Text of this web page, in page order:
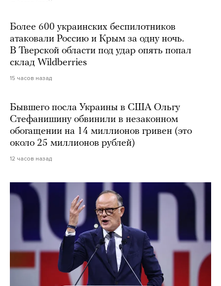
Более 600 украинских беспилотников
атаковали Россию и Крым за одну ночь.
В Тверской области под удар опять попал
склад Wildberries
15 часов назад
Бывшего посла Украины в США Ольгу
Стефанишину обвинили в незаконном
обогащении на 14 миллионов гривен (это
около 25 миллионов рублей)
12 часов назад